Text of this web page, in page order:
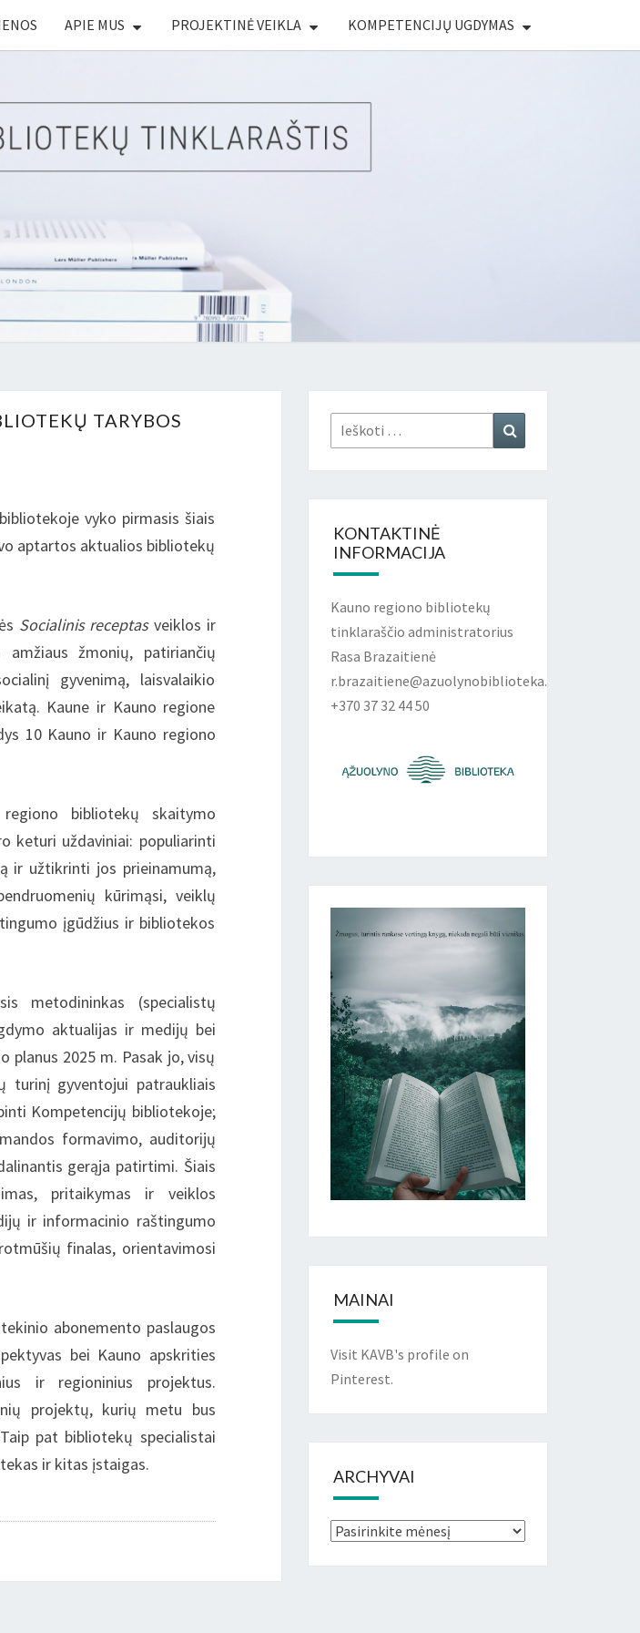
APIE MUS PROJEKTINĖ VEIKLA KOMPETENCIJŲ UGDYMAS
KAUNO
REGIONO
TINKLARAŠTIS
TARYBOS
vyko pirmasis šiais
aptartos aktualios bibliotekų
Socialinis receptasveiklos ir
žmonių, patiriančių
gyvenimą, laisvalaikio
Kaune ir Kauno regione
10 Kauno ir Kauno regiono
bibliotekų skaitymo
keturi uždaviniai: populiarinti
ir užtikrinti jos prieinamumą,
kūrimąsi, veiklų
įgūdžius ir bibliotekos
metodininkas (specialistų
aktualijas ir medijų bei
2025 m. Pasak jo, visų
turinį gyventojui patraukliais
Kompetencijų bibliotekoje;
formavimo, auditorijų
gerąja patirtimi. Šiais
pritaikymas ir veiklos
ir informacinio raštingumo
finalas, orientavimosi
abonemento paslaugos
bei Kauno apskrities
ir regioninius projektus.
projektų, kurių metu bus
pat bibliotekų specialistai
ir kitas įstaigas.
Ieškoti:
KONTAKTINĖ
INFORMACIJA
Kauno regiono bibliotekų
tinklaraščio administratorius
Rasa Brazaitienė
r.brazaitiene@azuolynobiblioteka.lt
+370 37 32 44 50
MAINAI
Visit KAVB's profile on
Pinterest.
ARCHYVAI
Archyvai